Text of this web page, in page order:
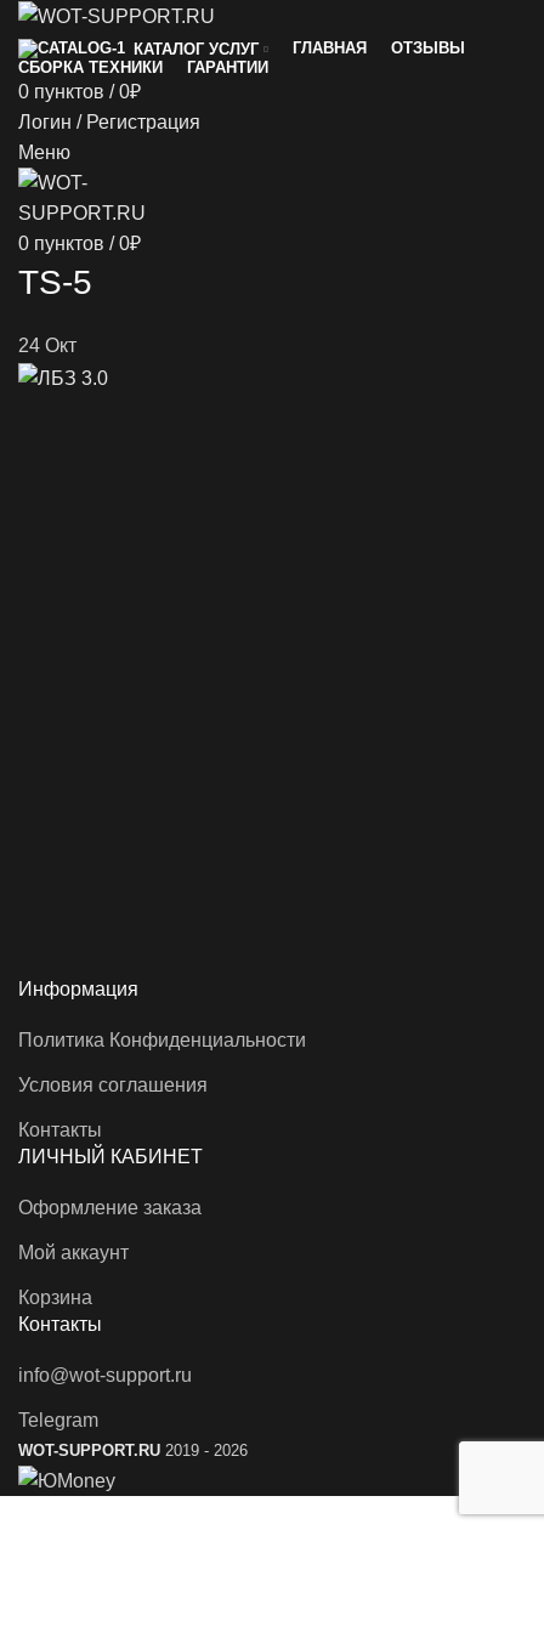
КАТАЛОГ УСЛУГ ГЛАВНАЯ
ОТЗЫВЫ
СБОРКА ТЕХНИКИ
ГАРАНТИИ
0 пунктов / 0₽
Логин / Регистрация
Меню
0 пунктов / 0₽
TS-5
24 Окт
Информация
Политика Конфиденциальности
Условия соглашения
Контакты
ЛИЧНЫЙ КАБИНЕТ
Оформление заказа
Мой аккаунт
Корзина
Контакты
info@wot-support.ru
Telegram
WOT-SUPPORT.RU 2019 - 2026
. Они